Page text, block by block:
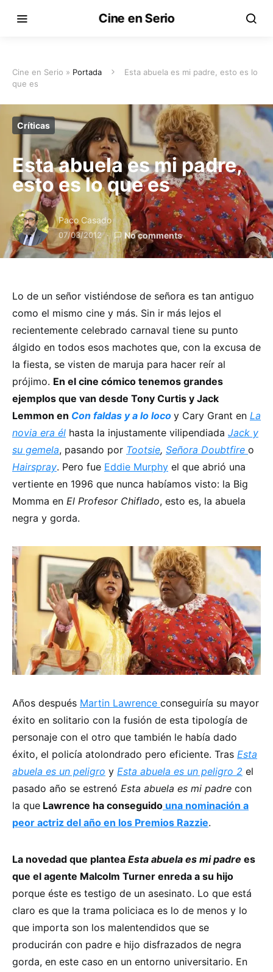
Cine en Serio
Cine en Serio » Portada
Esta abuela es mi padre, esto es lo
que es
Críticas
Esta abuela es mi padre,
esto es lo que es
Paco Casado
07/03/2012 No comments
Lo de un señor vistiéndose de señora es tan antiguo
como el mismo cine y más. Sin ir más lejos el
recientemente celebrado carnaval tiene su punto
álgido en todos esos machotes que, con la excusa de
la fiesta, se visten de maruja para hacer reír al
prójimo. En el cine cómico tenemos grandes
ejemplos que van desde Tony Curtis y Jack
Lemmon en Con faldas y a lo loco y Cary Grant en La
novia era él hasta la injustamente vilipendiada Jack y
su gemela, pasando por Tootsie, Señora Doubtfire o
Hairspray. Pero fue Eddie Murphy el que abrió una
vertiente en 1996 que nunca habíamos visto: la Big
Momma en El Profesor Chiflado, esto es, la abuela
negra y gorda.
Años después Martin Lawrence conseguiría su mayor
éxito en solitario con la fusión de esta tipología de
personaje con el otro que también le había dado
éxito, el policía atolondrado pero eficiente. Tras Esta
abuela es un peligro y Esta abuela es un peligro 2 el
pasado año se estrenó Esta abuela es mi padre con
la que Lawrence ha conseguido una nominación a
peor actriz del año en los Premios Razzie.
La novedad que plantea Esta abuela es mi padre es
que el agente Malcolm Turner enreda a su hijo
porque éste es testigo de un asesinato. Lo que está
claro es que la trama policiaca es lo de menos y lo
que importa son los malentendidos que se
producirán con padre e hijo disfrazados de negra
gorda, en este caso en un entorno universitario. En